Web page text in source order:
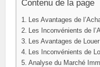
Contenu de la page
Les Avantages de
Les Inconvénients de
Les Avantages de
Les Inconvénients de
Analyse du Marché